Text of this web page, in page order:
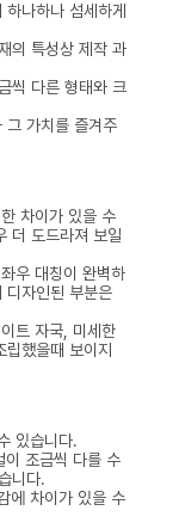
나하나 섬세하게
의 특성상 제작 과
씩 다른 형태와 크
그 가치를 즐겨주
차이가 있을 수
더 도드라져 보일
우 대칭이 완벽하
디자인된 부분은
트 자국, 미세한
했을때 보이지
있습니다.
이 조금씩 다를 수
니다.
에 차이가 있을 수